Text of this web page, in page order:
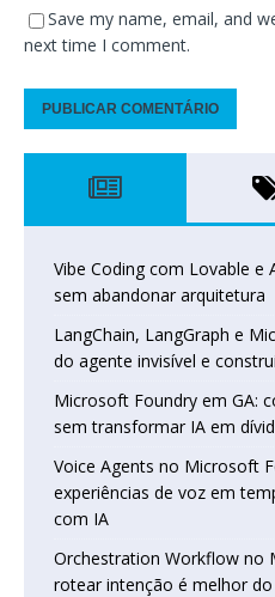
Save my name, email, and
next time I comment.
Vibe Coding com Lovable e
sem abandonar arquitetura
LangChain, LangGraph e
do agente invisível e
Microsoft Foundry em GA:
sem transformar IA em
Voice Agents no Microsoft
experiências de voz em
com IA
Orchestration Workflow no
rotear intenção é melhor